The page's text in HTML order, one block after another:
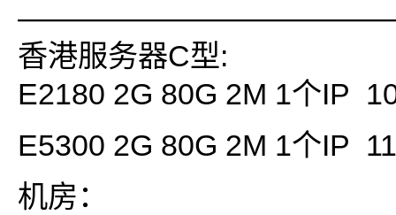
香港服务器C型:
E2180 2G 80G 2M 1个IP
E5300 2G 80G 2M 1个IP
机房：